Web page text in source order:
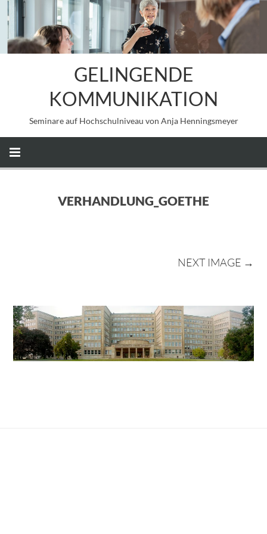
GELINGENDE
KOMMUNIKATION
Seminare auf Hochschulniveau von Anja Henningsmeyer
VERHANDLUNG_GOETHE
NEXT IMAGE →